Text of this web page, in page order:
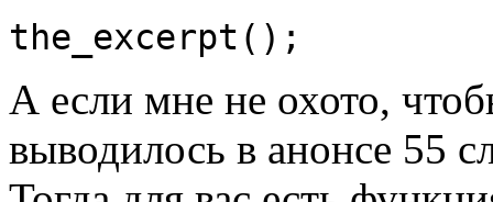
the_excerpt();
А если мне не охото,
выводилось в анонсе 55